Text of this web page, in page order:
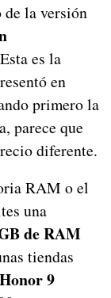
de la versión
Esta es la
en
primero la
parece que
diferente.
RAM o el
una
de RAM
tiendas
Honor 9